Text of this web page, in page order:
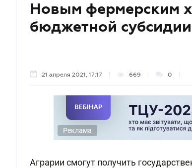
Новым фермерским
бюджетной субсидии
21 апреля 2021, 17:17 669 0
Реклама
Аграрии смогут получить